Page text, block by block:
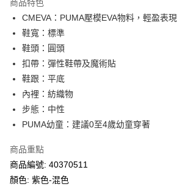
送貨方式
單筆訂單淨值滿$399可享免運費優惠
每筆HK$30.00，滿HK$399.00或以上免運費
滿$599可享澳門免運費優惠
商品特色
CMEVA：PUMA壓模EVA物料，輕盈表現
鞋寬：標準
鞋頭：圓頭
扣帶：彈性鞋帶及魔術貼
鞋跟：平底
內裡：紡織物
步態：中性
PUMA幼童：建議0至4歲幼童穿著
商品重點
商品編號: 40370511
顏色: 紫色-混色